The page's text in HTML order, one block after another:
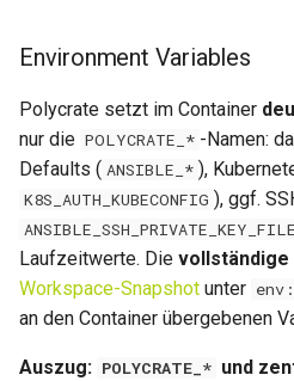
Environment Variables
Polycrate setzt im Container
nur die POLYCRATE_* -Namen:
Defaults ( ANSIBLE_* ),
K8S_AUTH_KUBECONFIG ), ggf.
ANSIBLE_SSH_PRIVATE_KEY_FILE
Laufzeitwerte. Die vollständige
Workspace-Snapshot unter env:
an den Container übergebenen
Auszug: POLYCRATE_* und